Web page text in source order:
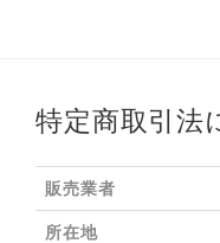
特定商取引法
販売業者
所在地